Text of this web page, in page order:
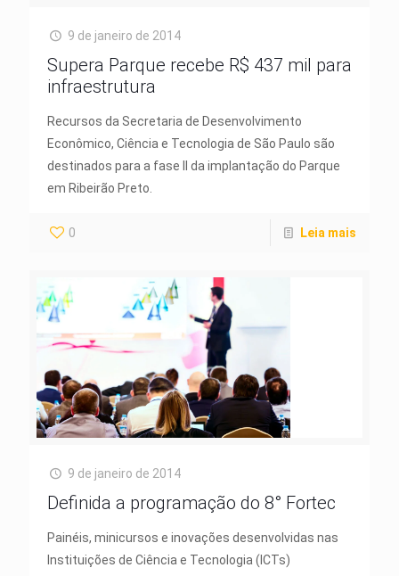
9 de janeiro de 2014
Supera Parque recebe R$ 437 mil para
infraestrutura
Recursos da Secretaria de Desenvolvimento
Econômico, Ciência e Tecnologia de São Paulo são
destinados para a fase II da implantação do Parque
em Ribeirão Preto.
0 Leia mais
9 de janeiro de 2014
Definida a programação do 8° Fortec
Painéis, minicursos e inovações desenvolvidas nas
Instituições de Ciência e Tecnologia (ICTs)